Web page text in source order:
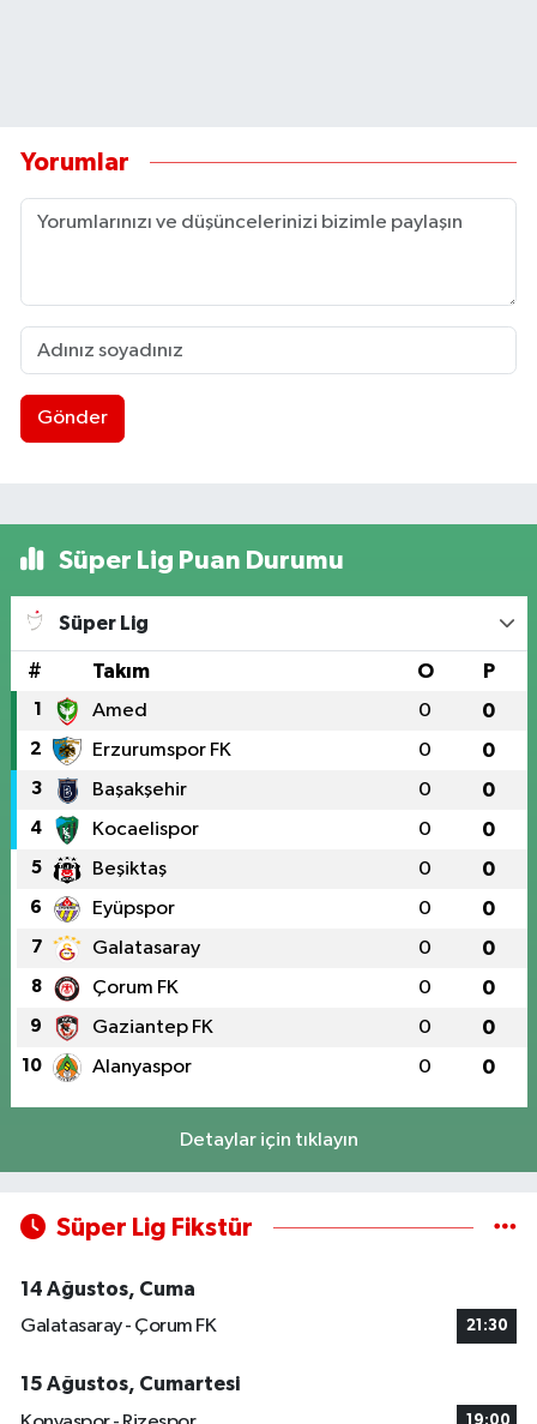
Yorumlar
Gönder
Süper Lig Puan Durumu
Süper Lig
# Takım O P
1 Amed 0 0
2 Erzurumspor FK 0 0
3 Başakşehir 0 0
4 Kocaelispor 0 0
5 Beşiktaş 0 0
6 Eyüpspor 0 0
7 Galatasaray 0 0
8 Çorum FK 0 0
9 Gaziantep FK 0 0
10 Alanyaspor 0 0
Detaylar için tıklayın
Süper Lig Fikstür
14 Ağustos, Cuma
Galatasaray - Çorum FK
21:30
15 Ağustos, Cumartesi